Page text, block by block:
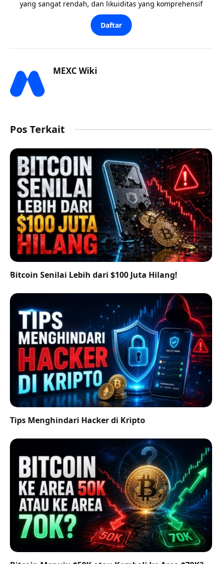
yang sangat rendah, dan likuiditas yang komprehensif
Daftar
MEXC Wiki
Pos Terkait
Bitcoin Senilai Lebih dari $100 Juta Hilang!
Tips Menghindari Hacker di Kripto